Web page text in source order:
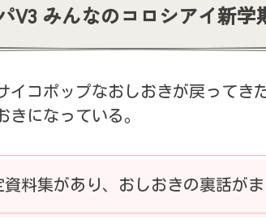
V3 みんなのコロシアイ新学
イコポップなおしおきが戻ってき
きになっている。
料集があり、おしおきの裏話がま